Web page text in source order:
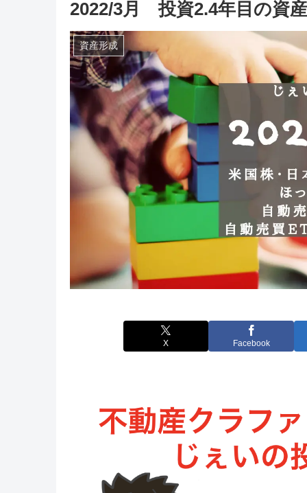
2022/3月 投資2.4年目の資
資産形成
X Facebook